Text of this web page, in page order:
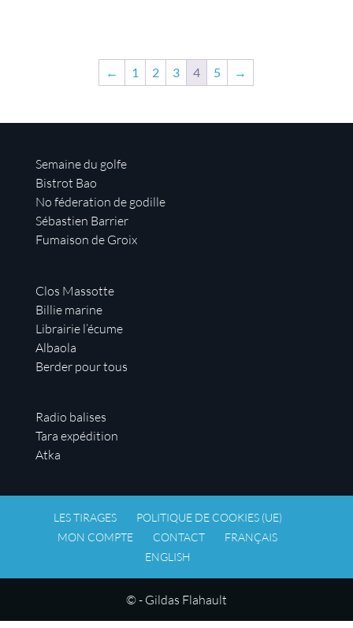
← 1 2 3 4 5 →
Semaine du golfe
Bistrot Bao
No féderation de godille
Sébastien Barrier
Fumaison de Groix
Clos Massotte
Billie marine
Librairie l’écume
Albaola
Berder pour tous
Radio balises
Tara expédition
Atka
LES TIRAGES
POLITIQUE DE COOKIES (UE)
MON COMPTE
CONTACT
FRANÇAIS
ENGLISH
© - Gildas Flahault